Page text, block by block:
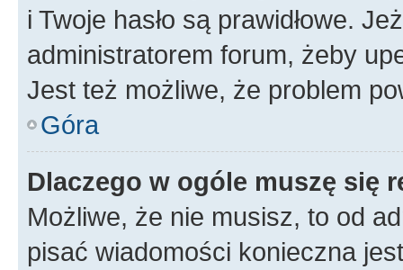
i Twoje hasło są prawidłowe.
administratorem forum, żeby
Jest też możliwe, że problem
Góra
Dlaczego w ogóle muszę się
Możliwe, że nie musisz, to od
pisać wiadomości konieczna